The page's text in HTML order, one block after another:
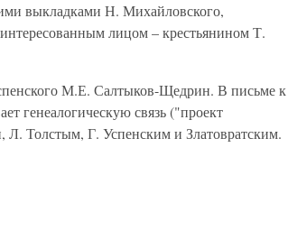
выкладками Н. Михайловского,
лицом – крестьянином Т.
М.Е. Салтыков-Щедрин. В письме к
генеалогическую связь ("проект
Толстым, Г. Успенским и Златовратским.